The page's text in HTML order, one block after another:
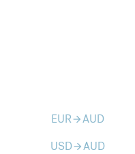
EURarrow_forwardAUD
USDarrow_forwardAUD